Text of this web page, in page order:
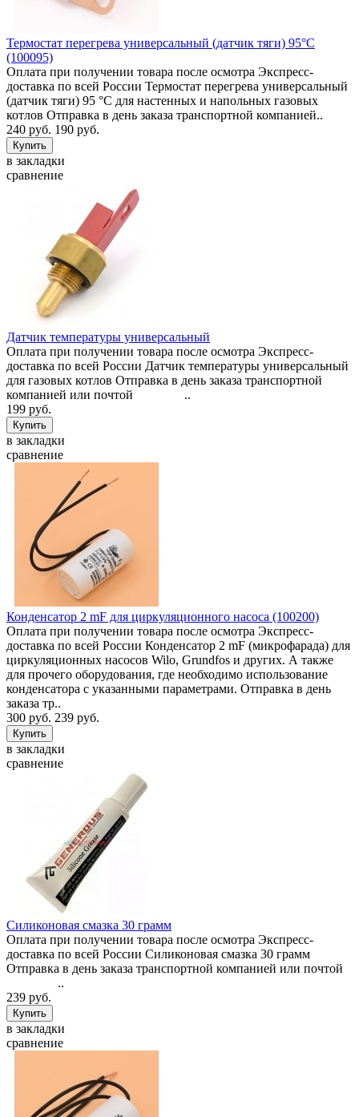
Термостат перегрева универсальный (датчик тяги) 95°C
(100095)
Оплата при получении товара после осмотра Экспресс-
доставка по всей России Термостат перегрева универсальный
(датчик тяги) 95 °C для настенных и напольных газовых
котлов Отправка в день заказа транспортной компанией..
240 руб. 190 руб.
в закладки
сравнение
Датчик температуры универсальный
Оплата при получении товара после осмотра Экспресс-
доставка по всей России Датчик температуры универсальный
для газовых котлов Отправка в день заказа транспортной
компанией или почтой ..
199 руб.
в закладки
сравнение
Конденсатор 2 mF для циркуляционного насоса (100200)
Оплата при получении товара после осмотра Экспресс-
доставка по всей России Конденсатор 2 mF (микрофарада) для
циркуляционных насосов Wilo, Grundfos и других. А также
для прочего оборудования, где необходимо использование
конденсатора с указанными параметрами. Отправка в день
заказа тр..
300 руб. 239 руб.
в закладки
сравнение
Силиконовая смазка 30 грамм
Оплата при получении товара после осмотра Экспресс-
доставка по всей России Силиконовая смазка 30 грамм
Отправка в день заказа транспортной компанией или почтой
..
239 руб.
в закладки
сравнение